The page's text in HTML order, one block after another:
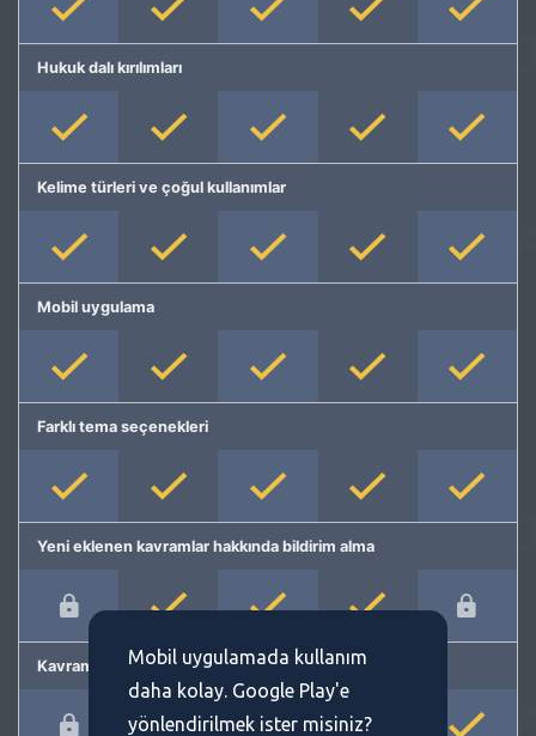
Hukuk dalı kırılımları
Kelime türleri ve çoğul kullanımlar
Mobil uygulama
Farklı tema seçenekleri
Yeni eklenen kavramlar hakkında bildirim alma
Kavram önermeMobil uygulamada kullanım
daha kolay. Google Play'e
yönlendirilmek ister misiniz?